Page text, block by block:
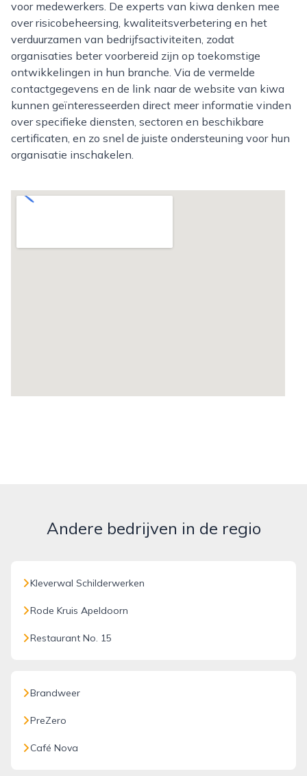
voor medewerkers. De experts van kiwa denken mee
over risicobeheersing, kwaliteitsverbetering en het
verduurzamen van bedrijfsactiviteiten, zodat
organisaties beter voorbereid zijn op toekomstige
ontwikkelingen in hun branche. Via de vermelde
contactgegevens en de link naar de website van kiwa
kunnen geïnteresseerden direct meer informatie vinden
over specifieke diensten, sectoren en beschikbare
certificaten, en zo snel de juiste ondersteuning voor hun
organisatie inschakelen.
Andere bedrijven in de regio
Kleverwal Schilderwerken
Rode Kruis Apeldoorn
Restaurant No. 15
Brandweer
PreZero
Café Nova